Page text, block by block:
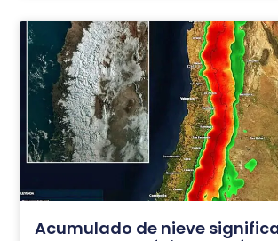
Acumulado de nieve